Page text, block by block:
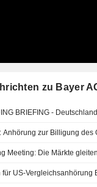
zu Bayer
BRIEFING -
Anhörung zur Billigung
Meeting: Die Märkte
für US-Vergleichsanhörung